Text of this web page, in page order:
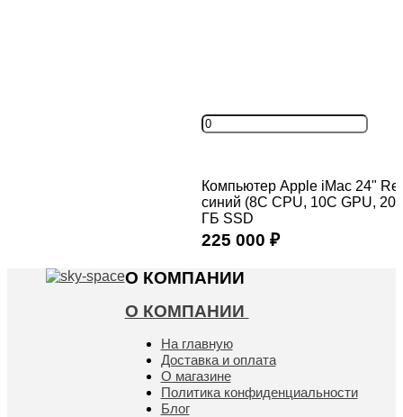
Компьютер Apple iMac 24"
синий (8C CPU, 10C GPU,
ГБ SSD
225 000 ₽
О КОМПАНИИ
О КОМПАНИИ
На главную
Доставка и оплата
О магазине
Политика конфиденциальности
Блог